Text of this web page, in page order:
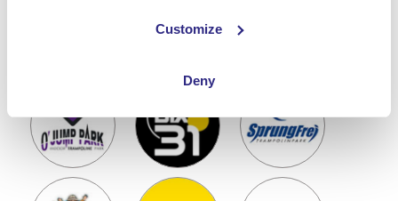
Customize
Deny